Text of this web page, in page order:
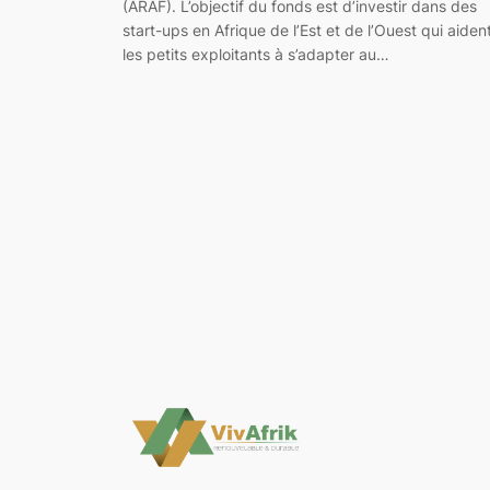
(ARAF). L’objectif du fonds est d’investir dans des
start-ups en Afrique de l’Est et de l’Ouest qui
les petits exploitants à s’adapter au…